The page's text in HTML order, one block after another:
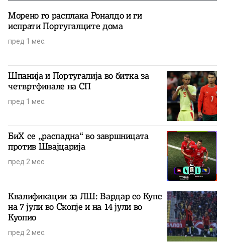
Морено го расплака Роналдо и ги
испрати Португалците дома
пред 1 мес.
Шпанија и Португалија во битка за
четвртфинале на СП
пред 1 мес.
БиХ се „распадна“ во завршницата
против Швајцарија
пред 2 мес.
Квалификации за ЛШ: Вардар со Купс
на 7 јули во Скопје и на 14 јули во
Куопио
пред 2 мес.